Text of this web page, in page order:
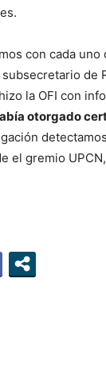
con cada
de
la OFI con
otorgado
el gremio